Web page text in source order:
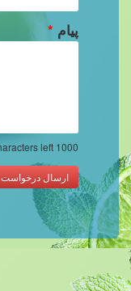
پیام *
1000
ارسال درخواست